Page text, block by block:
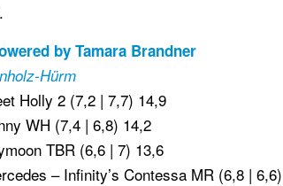
by Tamara Brandner
Hürm
Holly 2 (7,2 | 7,7) 14,9
WH (7,4 | 6,8) 14,2
TBR (6,6 | 7) 13,6
– Infinity’s Contessa MR (6,8 |